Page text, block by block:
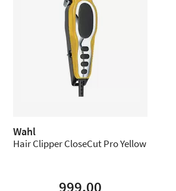
Wahl
Hair Clipper CloseCut Pro Yellow
999,00